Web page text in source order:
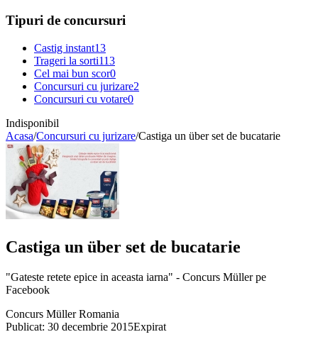
Tipuri de concursuri
Castig instant13
Trageri la sorti113
Cel mai bun scor0
Concursuri cu jurizare2
Concursuri cu votare0
Indisponibil
Acasa/Concursuri cu jurizare/Castiga un über set de bucatarie
Castiga un über set de bucatarie
"Gateste retete epice in aceasta iarna" - Concurs Müller pe
Facebook
Concurs Müller Romania
Publicat: 30 decembrie 2015Expirat